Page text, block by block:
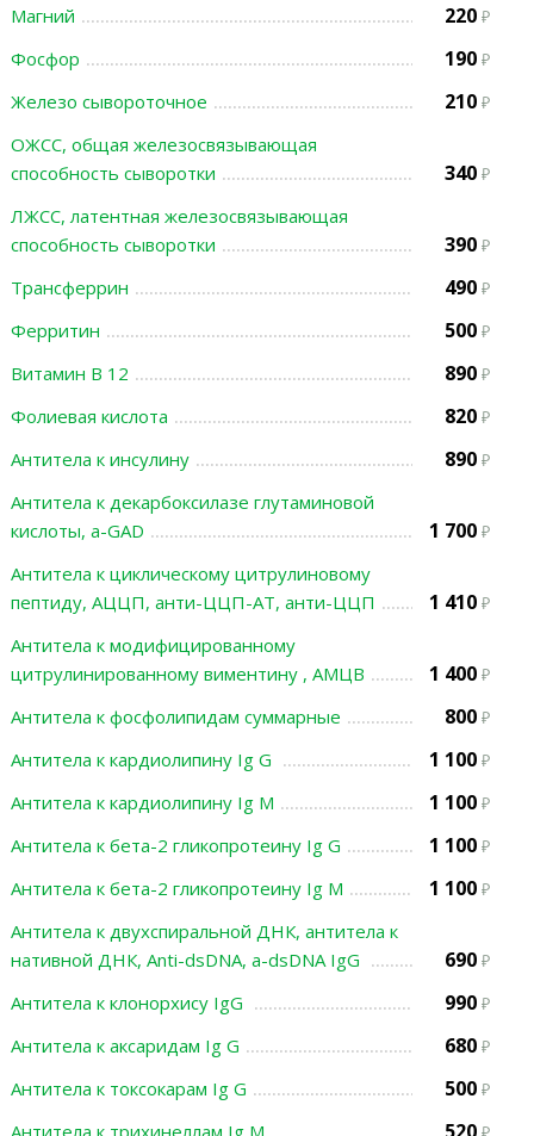
Магний 220
Фосфор 190
Железо сывороточное 210
ОЖСС, общая железосвязывающая
способность сыворотки
340
ЛЖСС, латентная железосвязывающая
способность сыворотки
390
Трансферрин 490
Ферритин 500
Витамин В 12 890
Фолиевая кислота 820
Антитела к инсулину 890
Антитела к декарбоксилазе глутаминовой
кислоты, а-GAD
1 700
Антитела к циклическому цитрулиновому
пептиду, АЦЦП, анти-ЦЦП-АТ, анти-ЦЦП
1 410
Антитела к модифицированному
цитрулинированному виментину , АМЦВ
1 400
Антитела к фосфолипидам суммарные 800
Антитела к кардиолипину Ig G 1 100
Антитела к кардиолипину Ig М 1 100
Антитела к бета-2 гликопротеину Ig G 1 100
Антитела к бета-2 гликопротеину Ig M 1 100
Антитела к двухспиральной ДНК, антитела к
нативной ДНК, Anti-dsDNA, а-dsDNA IgG
690
Антитела к клонорхису IgG 990
Антитела к аксаридам Ig G 680
Антитела к токсокарам Ig G 500
Антитела к трихинеллам Ig М